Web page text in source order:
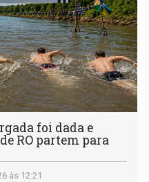
foi dada e
RO partem para
às 12:21